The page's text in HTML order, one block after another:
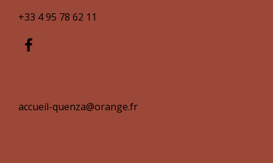
+33 4 95 78 62 11
accueil-quenza@orange.fr